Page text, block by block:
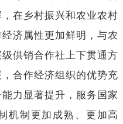
在乡村振兴和农业农村
济属性更加鲜明，与农
供销合作社上下贯通方
合作经济组织的优势充
力显著提升，服务国家
机制更加成熟、更加高